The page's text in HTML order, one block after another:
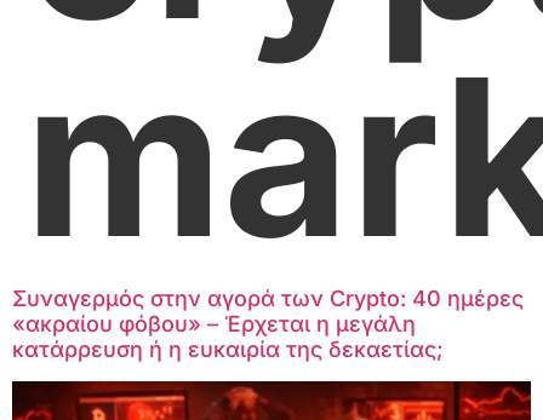
Συναγερμός στην αγορά των Crypto: 40 ημέρες
«ακραίου φόβου» – Έρχεται η μεγάλη
κατάρρευση ή η ευκαιρία της δεκαετίας;